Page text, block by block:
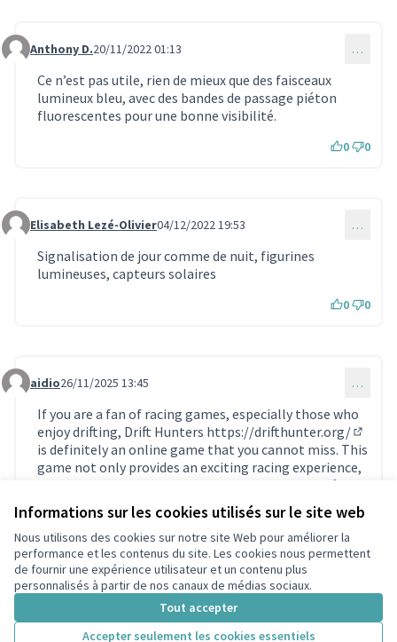
Informations sur les cookies utilisés sur le site web
Nous utilisons des cookies sur notre site Web pour améliorer la
performance et les contenus du site. Les cookies nous permettent
de fournir une expérience utilisateur et un contenu plus
personnalisés à partir de nos canaux de médias sociaux.
Tout accepter
Accepter seulement les cookies essentiels
Commentaire 744
Anthony D.20/11/2022 01:13 …
Ce n’est pas utile, rien de mieux que des faisceaux
lumineux bleu, avec des bandes de passage piéton
fluorescentes pour une bonne visibilité.
0 0
Commentaire 764
Elisabeth Lezé-Olivier04/12/2022 19:53 …
Signalisation de jour comme de nuit, figurines
lumineuses, capteurs solaires
0 0
Commentaire 1988
aidio26/11/2025 13:45 …
If you are a fan of racing games, especially those who
enjoy drifting, Drift Hunters https://drifthunter.org/
(Lien
is definitely an online game that you cannot miss. This
game not only provides an exciting racing experience,
but also allows you to experience the thrill of drifting
and technical challenges in the virtual world.
0
créez un compte
commentaire.